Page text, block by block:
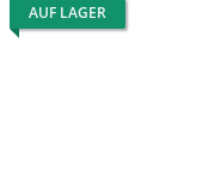
AUF LAGER